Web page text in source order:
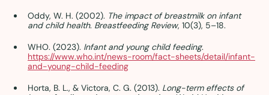
Oddy, W. H. (2002). The impact of breastmilk on infant
and child health. Breastfeeding Review, 10(3), 5–18.
WHO. (2023). Infant and young child feeding.
https://www.who.int/news-room/fact-sheets/detail/infant-
and-young-child-feeding
Horta, B. L., & Victora, C. G. (2013). Long-term effects of